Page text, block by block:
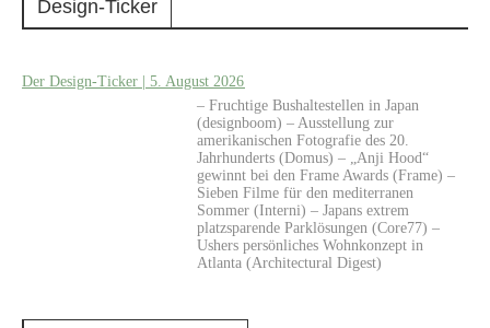
Design-Ticker
Der Design-Ticker | 5. August 2026
– Fruchtige Bushaltestellen in Japan
(designboom) – Ausstellung zur
amerikanischen Fotografie des 20.
Jahrhunderts (Domus) – „Anji Hood“
gewinnt bei den Frame Awards (Frame) –
Sieben Filme für den mediterranen
Sommer (Interni) – Japans extrem
platzsparende Parklösungen (Core77) –
Ushers persönliches Wohnkonzept in
Atlanta (Architectural Digest)